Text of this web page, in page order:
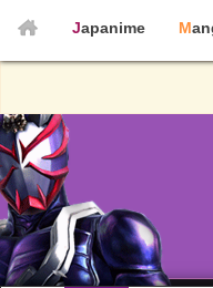
Japanime